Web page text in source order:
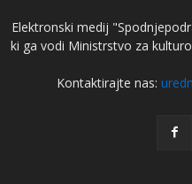
Elektronski medij
ki ga vodi Ministrstvo za
Kontaktirajte nas: